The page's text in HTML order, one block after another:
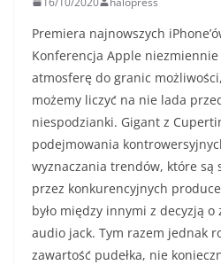
Premiera najnowszych
Konferencja Apple
atmosferę do granic
możemy liczyć na nie lada
niespodzianki. Gigant z
podejmowania
wyznaczania trendów, które są
przez konkurencyjnych
było między innymi z decyzją
audio jack. Tym razem jednak
zawartość pudełka, nie